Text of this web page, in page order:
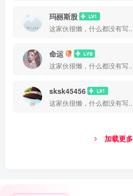
玛丽斯股
这家伙很懒，什么都没有写
命运
这家伙很懒，什么都没有写
sksk45456
这家伙很懒，什么都没有写
加载更多